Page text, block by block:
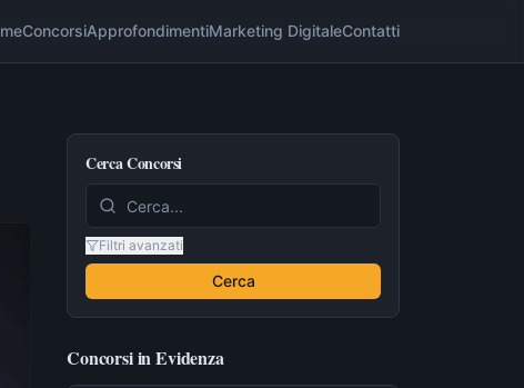
ConcorsiApprofondimentiMarketing DigitaleContatti
Cerca Concorsi
Filtri avanzati
Cerca
Concorsi in Evidenza